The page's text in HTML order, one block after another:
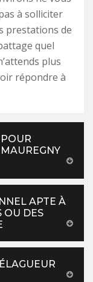
à solliciter
prestations de
quel
plus
répondre à
MAUREGNY
APTE À
OU DES